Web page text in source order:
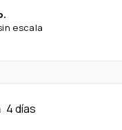
escala
4 días